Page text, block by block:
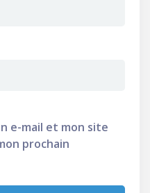
e-mail et mon site
prochain